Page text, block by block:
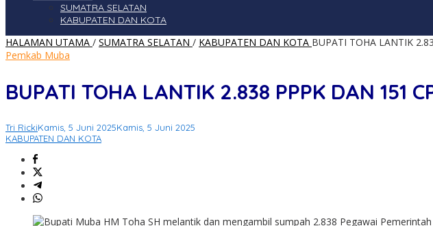
SUMATRA SELATAN
KABUPATEN DAN KOTA
HALAMAN UTAMA / SUMATRA SELATAN / KABUPATEN DAN KOTA BUPATI TOHA LANTIK
Pemkab Muba
BUPATI TOHA LANTIK 2.838 PPPK DAN 151
Tri RickiKamis, 5 Juni 2025Kamis, 5 Juni 2025
KABUPATEN DAN KOTA